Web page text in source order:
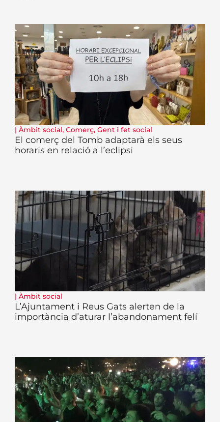
| Àmbit social, Comerç, Gent i fet social
El comerç del Tomb adaptarà els seus
horaris en relació a l’eclipsi
| Àmbit social
L’Ajuntament i Reus Gats alerten de la
importància d’aturar l’abandonament felí